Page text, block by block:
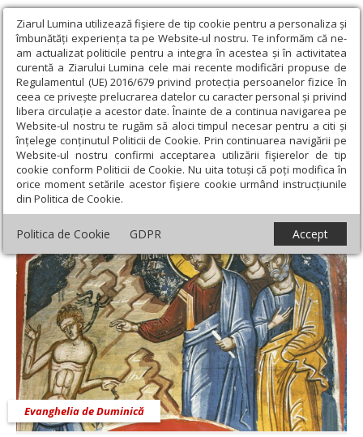
Ziarul Lumina utilizează fişiere de tip cookie pentru a personaliza și
îmbunătăți experiența ta pe Website-ul nostru. Te informăm că ne-
am actualizat politicile pentru a integra în acestea și în activitatea
curentă a Ziarului Lumina cele mai recente modificări propuse de
Regulamentul (UE) 2016/679 privind protecția persoanelor fizice în
ceea ce privește prelucrarea datelor cu caracter personal și privind
libera circulație a acestor date. Înainte de a continua navigarea pe
Website-ul nostru te rugăm să aloci timpul necesar pentru a citi și
înțelege conținutul Politicii de Cookie. Prin continuarea navigării pe
Website-ul nostru confirmi acceptarea utilizării fişierelor de tip
cookie conform Politicii de Cookie. Nu uita totuși că poți modifica în
orice moment setările acestor fişiere cookie urmând instrucțiunile
din Politica de Cookie.
Politica de Cookie GDPR Accept
Ziarul Lumina › Teologie și spiritualitate ›
Evanghelia de
Duminică › Dumnezeu poartă de grijă fiecărui om
Dumnezeu poartă de grijă fiecărui om
Evanghelia de Duminică